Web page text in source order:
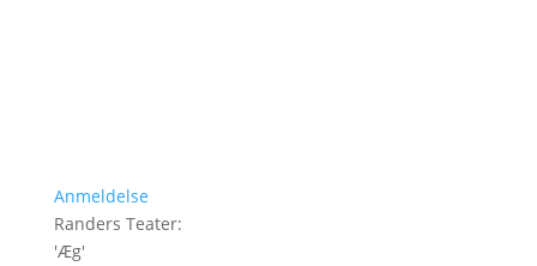
Anmeldelse
Randers Teater:
'Æg'